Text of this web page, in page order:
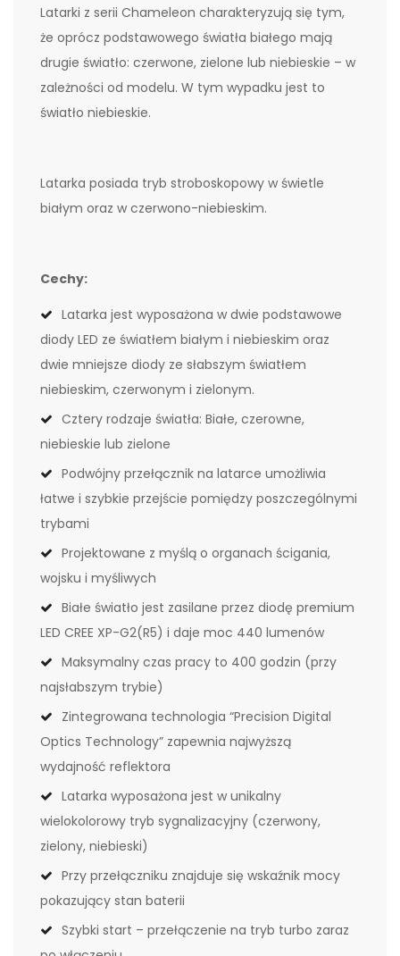
Latarki z serii Chameleon charakteryzują się tym,
że oprócz podstawowego światła białego mają
drugie światło: czerwone, zielone lub niebieskie – w
zależności od modelu. W tym wypadku jest to
światło niebieskie.
Latarka posiada tryb stroboskopowy w świetle
białym oraz w czerwono-niebieskim.
Cechy:
Latarka jest wyposażona w dwie podstawowe
diody LED ze światłem białym i niebieskim oraz
dwie mniejsze diody ze słabszym światłem
niebieskim, czerwonym i zielonym.
Cztery rodzaje światła: Białe, czerowne,
niebieskie lub zielone
Podwójny przełącznik na latarce umożliwia
łatwe i szybkie przejście pomiędzy poszczególnymi
trybami
Projektowane z myślą o organach ścigania,
wojsku i myśliwych
Białe światło jest zasilane przez diodę premium
LED CREE XP-G2(R5) i daje moc 440 lumenów
Maksymalny czas pracy to 400 godzin (przy
najsłabszym trybie)
Zintegrowana technologia “Precision Digital
Optics Technology” zapewnia najwyższą
wydajność reflektora
Latarka wyposażona jest w unikalny
wielokolorowy tryb sygnalizacyjny (czerwony,
zielony, niebieski)
Przy przełączniku znajduje się wskaźnik mocy
pokazujący stan baterii
Szybki start – przełączenie na tryb turbo zaraz